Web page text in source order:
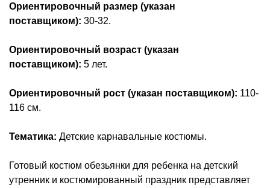
Ориентировочный размер (указан
поставщиком): 30-32.
Ориентировочный возраст (указан
поставщиком): 5 лет.
Ориентировочный рост (указан поставщиком): 110-
116 см.
Тематика: Детские карнавальные костюмы.
Готовый костюм обезьянки для ребенка на детский
утренник и костюмированный праздник представляет